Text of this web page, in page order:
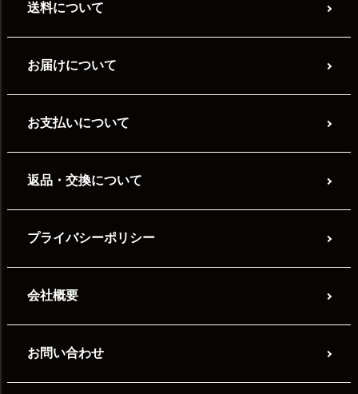
送料について
お届けについて
お支払いについて
返品・交換について
プライバシーポリシー
会社概要
お問い合わせ